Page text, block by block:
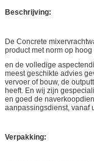
Beschrijving:
De Concrete
product met norm op
en de volledige
meest geschikte advies
vervoer of bouw, de
heeft. En wij zijn
en goed de
aanpassingsdienst, vanaf
Verpakking: